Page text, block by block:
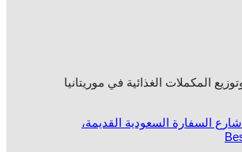
المكملات الغذائية في موريتانيا
السفارة السعودية القديمة،